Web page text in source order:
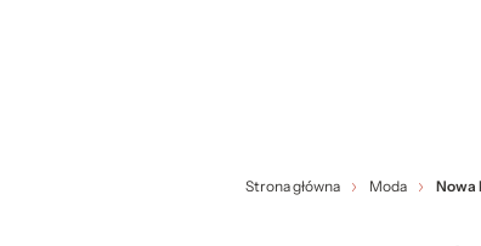
Strona główna Moda Nowa